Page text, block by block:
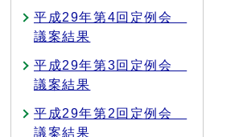
平成29年第4回定例会
議案結果
平成29年第3回定例会
議案結果
平成29年第2回定例会
議案結果